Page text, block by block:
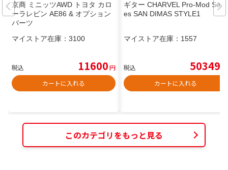
京商 ミニッツAWD トヨタ カロ
ーラレビン AE86 & オプション
パーツ
マイストア在庫： 3100
税込 11600円
カートに入れる
ギター CHARVEL Pro-Mod Seri
es SAN DIMAS STYLE1
マイストア在庫： 1557
税込 50349
カートに入れる
このカテゴリをもっと見る